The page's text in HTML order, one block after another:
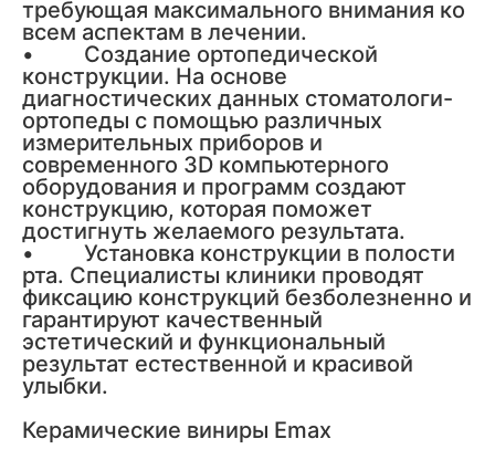
требующая максимального внимания ко
всем аспектам в лечении.
• Создание ортопедической
конструкции. На основе
диагностических данных стоматологи-
ортопеды с помощью различных
измерительных приборов и
современного 3D компьютерного
оборудования и программ создают
конструкцию, которая поможет
достигнуть желаемого результата.
• Установка конструкции в полости
рта. Специалисты клиники проводят
фиксацию конструкций безболезненно и
гарантируют качественный
эстетический и функциональный
результат естественной и красивой
улыбки.
Керамические виниры Emax